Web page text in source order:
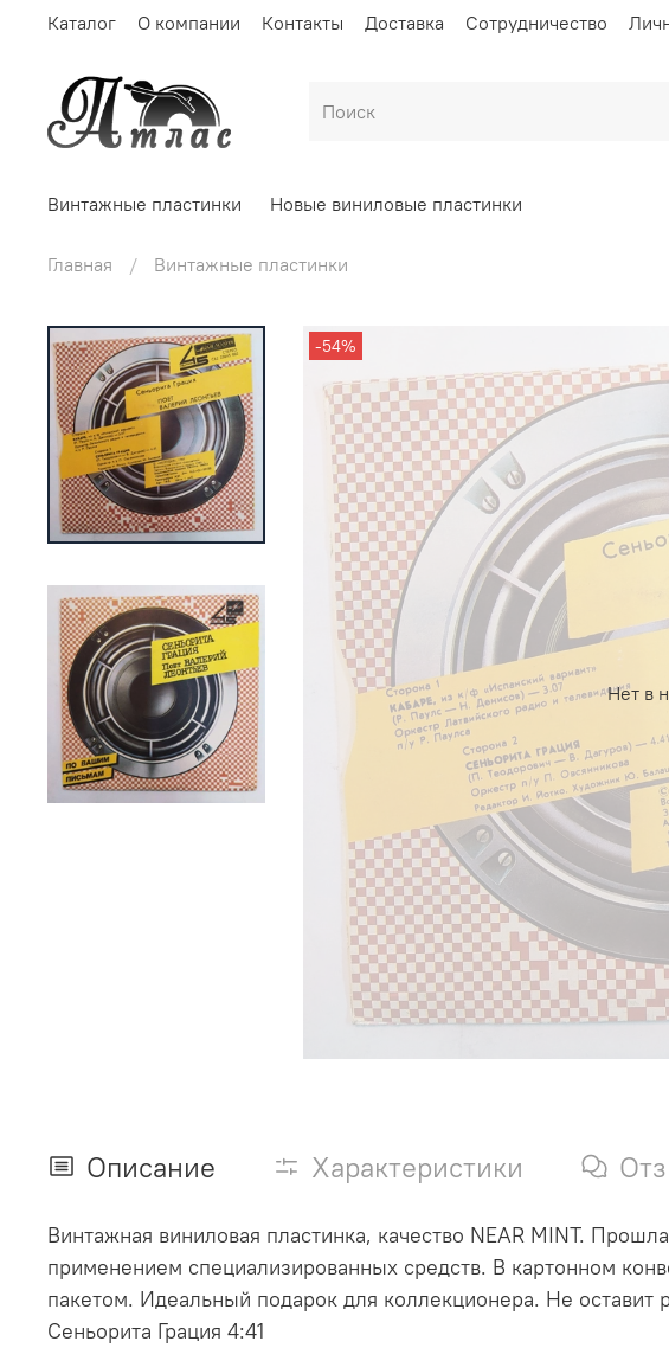
Каталог О компании Контакты Доставка Сотрудничество
Винтажные пластинки Новые виниловые пластинки
Главная Винтажные пластинки
Нет в
-54%
Описание Характеристики
Винтажная виниловая пластинка, качество NEAR MINT.
применением специализированных средств. В картонном
пакетом. Идеальный подарок для коллекционера. Не
Сеньорита Грация 4:41